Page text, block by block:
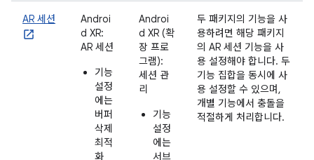
AR 세션
Androi
d XR:
AR 세션
기능
설정
에는
버퍼
삭제
최적
화
Androi
d XR (확
장 프로
그램):
세션 관
리
기능
설정
에는
서브
두 패키지의 기능을 사
용하려면 해당 패키지
의 AR 세션 기능을 사
용 설정해야 합니다. 두
기능 집합을 동시에 사
용 설정할 수 있으며,
개별 기능에서 충돌을
적절하게 처리합니다.